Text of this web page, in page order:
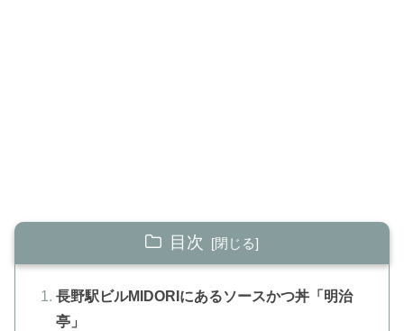
目次
長野駅ビルMIDORIにあるソースかつ丼「明治
亭」